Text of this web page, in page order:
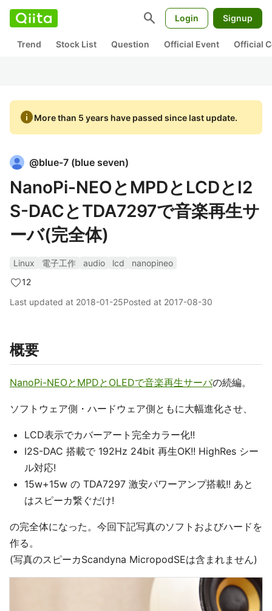
search Login Signup
Trend Stock List Question Official Event Official
infoMore than 5 years have passed since last update.
@blue-7 (blue seven)
NanoPi-NEOとMPDとLCDとI2
S-DACとTDA7297で音楽再生サ
ーバ(完全体)
Linux 電子工作 audio lcd
nanopineo
12
Last updated at 2018-01-25Posted at 2017-08-30
概要
NanoPi-NEOとMPDとOLEDで音楽再生サーバの続編。
ソフトウェア側・ハードウェア側ともに大幅進化させ、
LCD表示でカバーアート完全カラー化!!
I2S-DAC 搭載で 192Hz 24bit 再生OK!! HighRes シー
ル対応!
15w+15w の TDA7297 激安パワーアンプ搭載!! あと
はスピーカ繋ぐだけ!
の完全体になった。今回下記写真のソフトおよびハードを
作る。
(写真のスピーカScandyna MicropodSEは含まれません)